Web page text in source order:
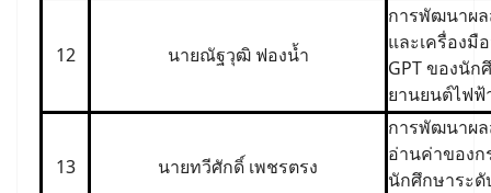
12 นายณัฐวุฒิ ฟองน้ำ
การพัฒนาผล
และเครื่องมื
GPT ของนั
ยานยนต์ไฟฟ้
13 นายทวีศักดิ์ เพชรตรง
การพัฒนาผล
อ่านค่าของก
นักศึกษาระดั